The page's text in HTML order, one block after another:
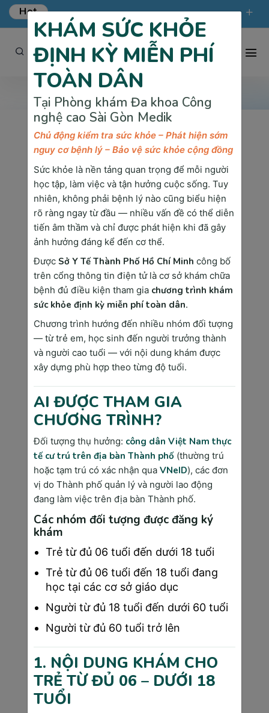
Hot
ƯU ĐÃI KHÁM TỔNG QUÁT TẠI SÀI GÒN MEDIK.
phongkham@saigonmedik.com 19005175
Trang chủ
Xét Nghiệm & Chuẩn Đoán
Xét nghiệm sinh hóa
Xét nghiệm sinh hóa
Phòng Khám Đa Khoa Công Nghệ
Admin
“Lương Y Như Từ Mẫu” không chỉ là một
câu nói thể hiện tấm lòng của một người
y bác sĩ chúng tôi luôn đặt trái tim của
mình hướng tới tại Phòng khám Đa Khoa
Sài Gòn Medik.
Bình luận bài viết
Địa chỉ Email của bạn sẽ được bảo mật toàn diện.
Điền đầy đủ thông tin theo yêu cầu
Họ và tên
Địa chỉ Email
Tiêu đề
Nội dung bình luận
GỬI BÌNH LUẬN
KHÁM SỨC KHỎE
ĐỊNH KỲ MIỄN PHÍ
TOÀN DÂN
Tại Phòng khám Đa khoa Công
nghệ cao Sài Gòn Medik
Chủ động kiểm tra sức khỏe – Phát hiện sớm
nguy cơ bệnh lý – Bảo vệ sức khỏe cộng đồng
Sức khỏe là nền tảng quan trọng để mỗi người
học tập, làm việc và tận hưởng cuộc sống. Tuy
nhiên, không phải bệnh lý nào cũng biểu hiện
rõ ràng ngay từ đầu — nhiều vấn đề có thể diễn
tiến âm thầm và chỉ được phát hiện khi đã gây
ảnh hưởng đáng kể đến cơ thể.
Được Sở Y Tế Thành Phố Hồ Chí Minh công bố
trên cổng thông tin điện tử là cơ sở khám chữa
bệnh đủ điều kiện tham gia chương trình khám
sức khỏe định kỳ miễn phí toàn dân.
Chương trình hướng đến nhiều nhóm đối tượng
— từ trẻ em, học sinh đến người trưởng thành
và người cao tuổi — với nội dung khám được
xây dựng phù hợp theo từng độ tuổi.
AI ĐƯỢC THAM GIA
CHƯƠNG TRÌNH?
Đối tượng thụ hưởng: công dân Việt Nam thực
tế cư trú trên địa bàn Thành phố(thường trú
hoặc tạm trú có xác nhận qua VNeID), các đơn
vị do Thành phố quản lý và người lao động
đang làm việc trên địa bàn Thành phố.
Các nhóm đối tượng được đăng ký
khám
Trẻ từ đủ 06 tuổi đến dưới 18 tuổi
Trẻ từ đủ 06 tuổi đến 18 tuổi đang
học tại các cơ sở giáo dục
Người từ đủ 18 tuổi đến dưới 60 tuổi
Người từ đủ 60 tuổi trở lên
1. NỘI DUNG KHÁM CHO
TRẺ TỪ ĐỦ 06 – DƯỚI 18
TUỔI